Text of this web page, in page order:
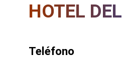
HOTEL
Teléfono